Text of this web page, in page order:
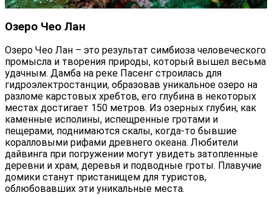
Озеро Чео Лан
Озеро Чео Лан – это результат симбиоза человеческого
промысла и творения природы, который вышел весьма
удачным. Дамба на реке Пасенг строилась для
гидроэлектростанции, образовав уникальное озеро на
разломе карстовых хребтов, его глубина в некоторых
местах достигает 150 метров. Из озерных глубин, как
каменные исполины, испещренные гротами и
пещерами, поднимаются скалы, когда-то бывшие
коралловыми рифами древнего океана. Любители
дайвинга при погружении могут увидеть затопленные
деревни и храм, деревья и подводные гроты. Плавучие
домики станут пристанищем для туристов,
облюбовавших эти уникальные места.